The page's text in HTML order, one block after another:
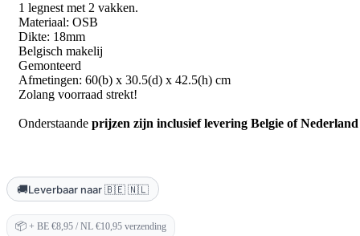
1 legnest met 2 vakken.
Materiaal: OSB
Dikte: 18mm
Belgisch makelij
Gemonteerd
Afmetingen: 60(b) x 30.5(d) x 42.5(h) cm
Zolang voorraad strekt!
Onderstaande prijzen zijn inclusief levering Belgie of Nederland
🚚Leverbaar naar 🇧🇪 🇳🇱
📦 + BE €8,95 / NL €10,95 verzending